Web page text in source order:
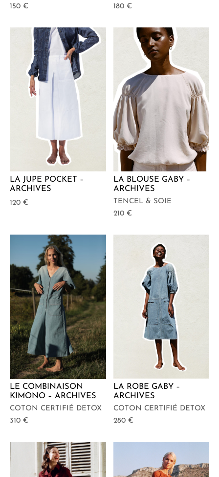
150 €
180 €
LA JUPE POCKET –
ARCHIVES
120 €
LA BLOUSE GABY –
ARCHIVES
TENCEL & SOIE
210 €
LE COMBINAISON
KIMONO – ARCHIVES
COTON CERTIFIÉ DETOX
310 €
LA ROBE GABY –
ARCHIVES
COTON CERTIFIÉ DETOX
280 €